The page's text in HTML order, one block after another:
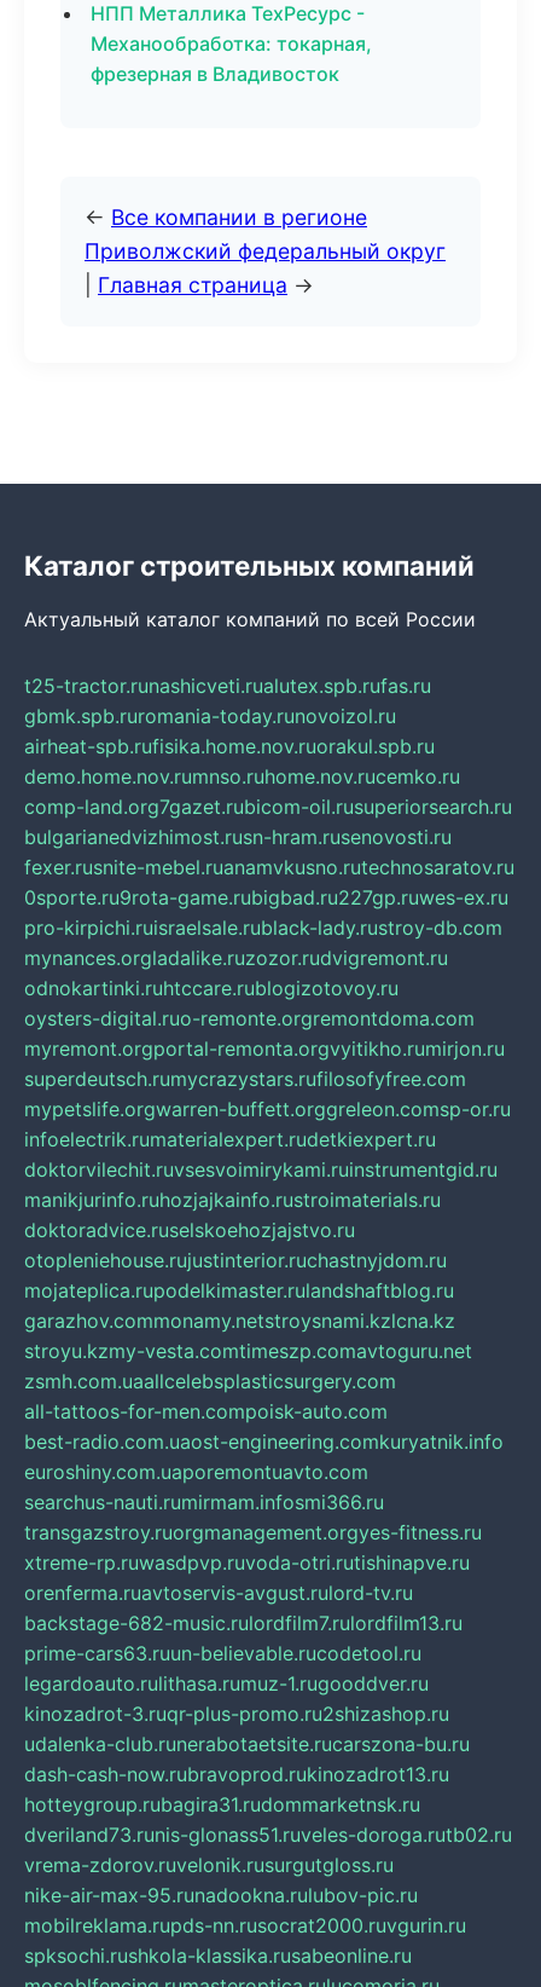
НПП Металлика ТехРесурс -
Механообработка: токарная,
фрезерная в Владивосток
← Все компании в регионе
Приволжский федеральный округ
Главная страница →
Каталог строительных компаний
Актуальный каталог компаний по всей России
t25-tractor.runashicveti.rualutex.spb.rufas.ru
gbmk.spb.ruromania-today.runovoizol.ru
airheat-spb.rufisika.home.nov.ruorakul.spb.ru
demo.home.nov.rumnso.ruhome.nov.rucemko.ru
comp-land.org7gazet.rubicom-oil.rusuperiorsearch.ru
bulgarianedvizhimost.rusn-hram.rusenovosti.ru
fexer.rusnite-mebel.ruanamvkusno.rutechnosaratov.ru
0sporte.ru9rota-game.rubigbad.ru227gp.ruwes-ex.ru
pro-kirpichi.ruisraelsale.rublack-lady.rustroy-db.com
mynances.orgladalike.ruzozor.rudvigremont.ru
odnokartinki.ruhtccare.rublogizotovoy.ru
oysters-digital.ruo-remonte.orgremontdoma.com
myremont.orgportal-remonta.orgvyitikho.rumirjon.ru
superdeutsch.rumycrazystars.rufilosofyfree.com
mypetslife.orgwarren-buffett.orggreleon.comsp-or.ru
infoelectrik.rumaterialexpert.rudetkiexpert.ru
doktorvilechit.ruvsesvoimirykami.ruinstrumentgid.ru
manikjurinfo.ruhozjajkainfo.rustroimaterials.ru
doktoradvice.ruselskoehozjajstvo.ru
otopleniehouse.rujustinterior.ruchastnyjdom.ru
mojateplica.rupodelkimaster.rulandshaftblog.ru
garazhov.commonamy.netstroysnami.kzlcna.kz
stroyu.kzmy-vesta.comtimeszp.comavtoguru.net
zsmh.com.uaallcelebsplasticsurgery.com
all-tattoos-for-men.compoisk-auto.com
best-radio.com.uaost-engineering.comkuryatnik.info
euroshiny.com.uaporemontuavto.com
searchus-nauti.rumirmam.infosmi366.ru
transgazstroy.ruorgmanagement.orgyes-fitness.ru
xtreme-rp.ruwasdpvp.ruvoda-otri.rutishinapve.ru
orenferma.ruavtoservis-avgust.rulord-tv.ru
backstage-682-music.rulordfilm7.rulordfilm13.ru
prime-cars63.ruun-believable.rucodetool.ru
legardoauto.rulithasa.rumuz-1.rugooddver.ru
kinozadrot-3.ruqr-plus-promo.ru2shizashop.ru
udalenka-club.runerabotaetsite.rucarszona-bu.ru
dash-cash-now.rubravoprod.rukinozadrot13.ru
hotteygroup.rubagira31.rudommarketnsk.ru
dveriland73.runis-glonass51.ruveles-doroga.rutb02.ru
vrema-zdorov.ruvelonik.rusurgutgloss.ru
nike-air-max-95.runadookna.rulubov-pic.ru
mobilreklama.rupds-nn.rusocrat2000.ruvgurin.ru
spksochi.rushkola-klassika.rusabeonline.ru